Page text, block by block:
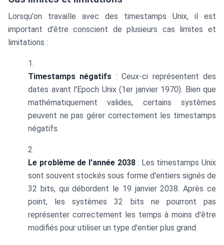
Lorsqu'on travaille avec des timestamps Unix, il est
important d'être conscient de plusieurs cas limites et
limitations :
Timestamps négatifs : Ceux-ci représentent des
dates avant l'Epoch Unix (1er janvier 1970). Bien que
mathématiquement valides, certains systèmes
peuvent ne pas gérer correctement les timestamps
négatifs.
Le problème de l'année 2038: Les timestamps Unix
sont souvent stockés sous forme d'entiers signés de
32 bits, qui débordent le 19 janvier 2038. Après ce
point, les systèmes 32 bits ne pourront pas
représenter correctement les temps à moins d'être
modifiés pour utiliser un type d'entier plus grand.